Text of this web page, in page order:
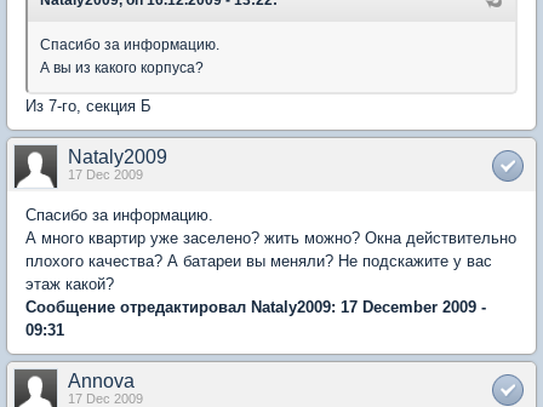
Спасибо за информацию.
А вы из какого корпуса?
Из 7-го, секция Б
Nataly2009
17 Dec 2009
Спасибо за информацию.
А много квартир уже заселено? жить можно? Окна действительно
плохого качества? А батареи вы меняли? Не подскажите у вас
этаж какой?
Сообщение отредактировал Nataly2009: 17 December 2009 -
09:31
Annova
17 Dec 2009